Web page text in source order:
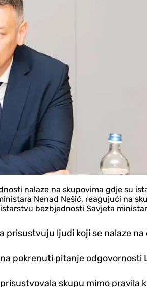
nalaze na skupovima gdje su
Nenad Nešić, reagujući na
bezbjednosti Savjeta
ljudi koji se nalaze
pokrenuti pitanje odgovornosti
skupu mimo